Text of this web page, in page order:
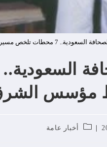
تلخص مسيرة محمد على حافظ مؤسس الشرق الأوسط
مؤسس
أخبار عامة